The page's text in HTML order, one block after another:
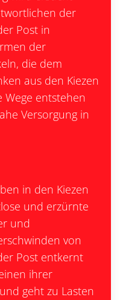
der
Post in
der
die dem
aus den Kiezen
Wege entstehen
Versorgung in
in den Kiezen
und erzürnte
und
von
Post entkernt
ihrer
geht zu Lasten